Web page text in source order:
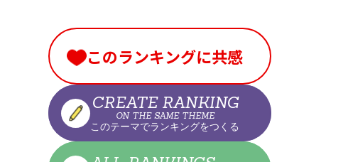
このランキングに共感
CREATE RANKING
ON THE SAME THEME
このテーマでランキングをつくる